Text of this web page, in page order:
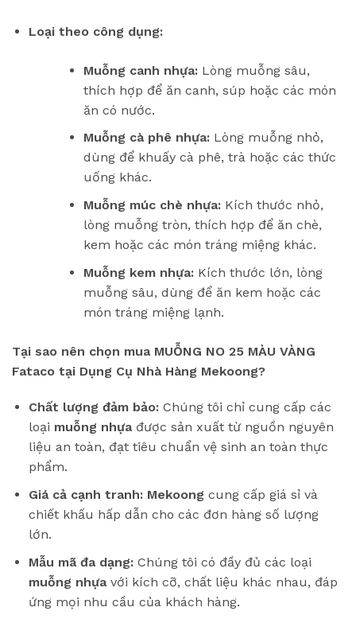
Loại theo công dụng:
Muỗng canh nhựa:Lòng muỗng sâu,
thích hợp để ăn canh, súp hoặc các món
ăn có nước.
Muỗng cà phê nhựa:Lòng muỗng nhỏ,
dùng để khuấy cà phê, trà hoặc các thức
uống khác.
Muỗng múc chè nhựa:Kích thước nhỏ,
lòng muỗng tròn, thích hợp để ăn chè,
kem hoặc các món tráng miệng khác.
Muỗng kem nhựa:Kích thước lớn, lòng
muỗng sâu, dùng để ăn kem hoặc các
món tráng miệng lạnh.
Tại sao nên chọn mua MUỖNG NO 25 MÀU VÀNG
Fataco tại Dụng Cụ Nhà Hàng Mekoong?
Chất lượng đảm bảo:Chúng tôi chỉ cung cấp các
loại muỗng nhựađược sản xuất từ nguồn nguyên
liệu an toàn, đạt tiêu chuẩn vệ sinh an toàn thực
phẩm.
Giá cả cạnh tranh: Mekoong cung cấp giá sỉ và
chiết khấu hấp dẫn cho các đơn hàng số lượng
lớn.
Mẫu mã đa dạng:Chúng tôi có đầy đủ các loại
muỗng nhựavới kích cỡ, chất liệu khác nhau, đáp
ứng mọi nhu cầu của khách hàng.